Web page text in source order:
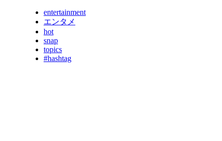
entertainment
エンタメ
hot
snap
topics
#hashtag